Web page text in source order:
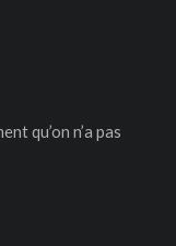
qu’on n’a pas